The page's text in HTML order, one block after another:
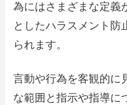
為にはさまざまな定義
としたハラスメント防
られます。
言動や行為を客観的に
な範囲と指示や指導に